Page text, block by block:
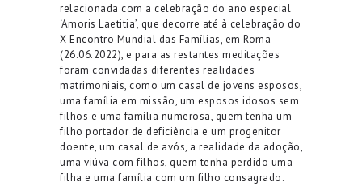
relacionada com a celebração do ano especial
‘Amoris Laetitia’, que decorre até à celebração do
X Encontro Mundial das Famílias, em Roma
(26.06.2022), e para as restantes meditações
foram convidadas diferentes realidades
matrimoniais, como um casal de jovens esposos,
uma família em missão, um esposos idosos sem
filhos e uma família numerosa, quem tenha um
filho portador de deficiência e um progenitor
doente, um casal de avós, a realidade da adoção,
uma viúva com filhos, quem tenha perdido uma
filha e uma família com um filho consagrado.